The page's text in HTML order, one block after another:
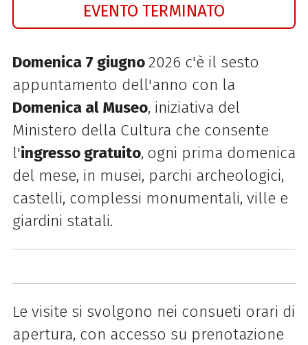
EVENTO TERMINATO
Domenica 7 giugno2026 c'è il sesto
appuntamento dell'anno con la
Domenica al Museo, iniziativa del
Ministero della Cultura che consente
l'ingresso gratuito, ogni prima domenica
del mese, in musei, parchi archeologici,
castelli, complessi monumentali, ville e
giardini statali.
Le visite si svolgono nei consueti orari di
apertura, con accesso su prenotazione